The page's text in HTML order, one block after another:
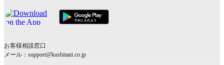
お客様相談窓口
メール：support@kushitani.co.jp